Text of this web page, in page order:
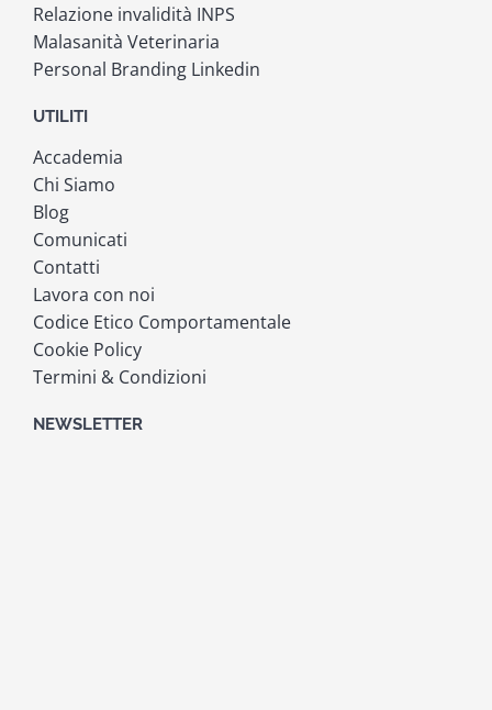
Relazione invalidità INPS
Malasanità Veterinaria
Personal Branding Linkedin
UTILITI
Accademia
Chi Siamo
Blog
Comunicati
Contatti
Lavora con noi
Codice Etico Comportamentale
Cookie Policy
Termini & Condizioni
NEWSLETTER